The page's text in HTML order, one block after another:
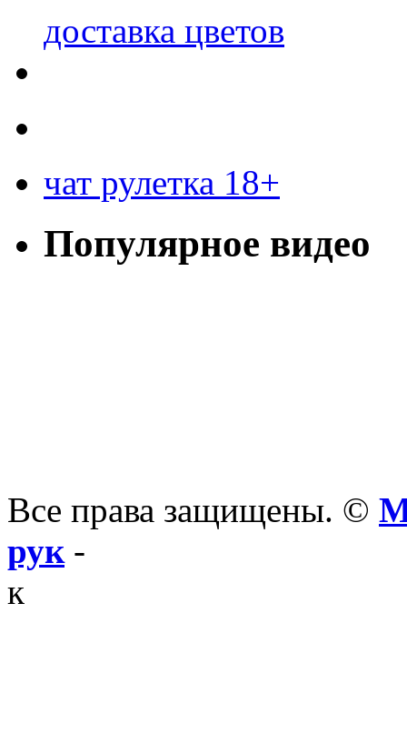
доставка цветов
чат рулетка 18+
Популярное видео
Все права защищены. ©
рук -
к